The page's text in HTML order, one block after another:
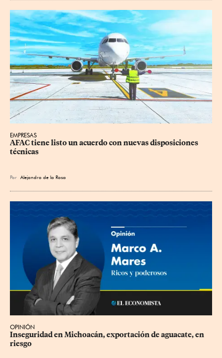
EMPRESAS
AFAC tiene listo un acuerdo con nuevas disposiciones
técnicas
Por Alejandro de la Rosa
OPINIÓN
Inseguridad en Michoacán, exportación de aguacate, en
riesgo